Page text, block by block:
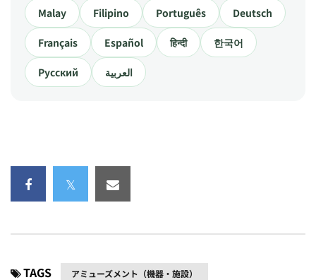
Malay Filipino Português Deutsch
Français Español हिन्दी 한국어
Русский العربية
TAGS アミューズメント（機器・施設）